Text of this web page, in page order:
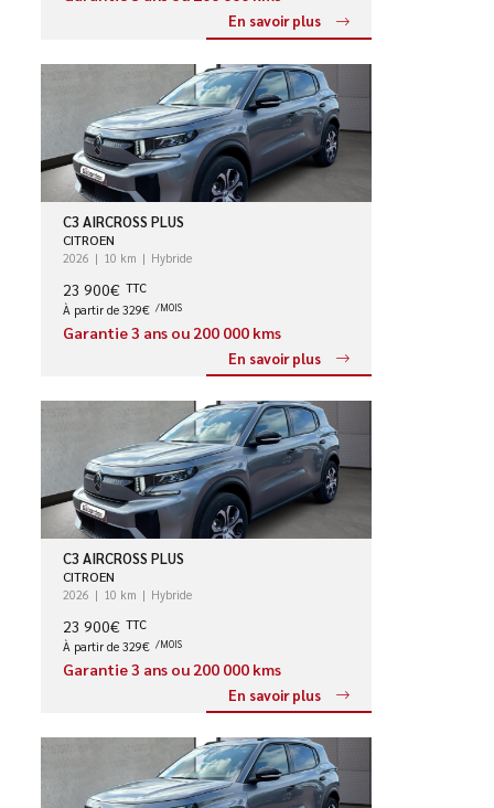
En savoir plus
C3 AIRCROSS PLUS
CITROEN
2026 10 km Hybride
23 900€ TTC
À partir de 329€ /MOIS
Garantie 3 ans ou 200 000 kms
En savoir plus
C3 AIRCROSS PLUS
CITROEN
2026 10 km Hybride
23 900€ TTC
À partir de 329€ /MOIS
Garantie 3 ans ou 200 000 kms
En savoir plus